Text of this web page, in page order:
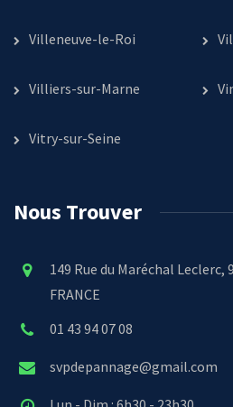
Villeneuve-le-Roi
Villiers-sur-Marne
Vitry-sur-Seine
Nous Trouver
149 Rue du Maréchal Leclerc,
FRANCE
01 43 94 07 08
svpdepannage@gmail.com